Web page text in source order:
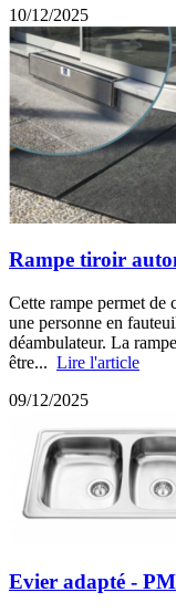
10/12/2025
Rampe tiroir
Cette rampe permet de
une personne en
déambulateur. La
être... Lire l'article
09/12/2025
Evier adapté -